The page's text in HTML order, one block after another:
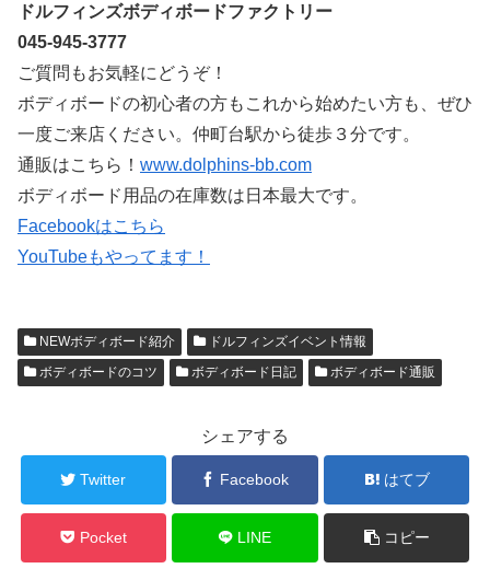
ドルフィンズボディボードファクトリー
045-945-3777
ご質問もお気軽にどうぞ！
ボディボードの初心者の方もこれから始めたい方も、ぜひ
一度ご来店ください。仲町台駅から徒歩３分です。
通販はこちら！ www.dolphins-bb.com
ボディボード用品の在庫数は日本最大です。
Facebookはこちら
YouTubeもやってます！
NEWボディボード紹介
ドルフィンズイベント情報
ボディボードのコツ
ボディボード日記 ボディボード通販
シェアする
Twitter Facebook はてブ
Pocket LINE コピー